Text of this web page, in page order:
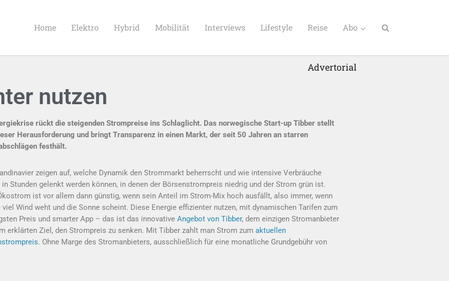
Home Elektro Hybrid Mobilität Interviews Lifestyle Reise Abo
Advertorial
nutzen
rückt die steigenden Strompreise ins Schlaglicht. Das norwegische Start-up Tibber stellt
Herausforderung und bringt Transparenz in einen Markt, der seit 50 Jahren an starren
festhält.
zeigen auf, welche Dynamik den Strommarkt beherrscht und wie intensive Verbräuche
Stunden gelenkt werden können, in denen der Börsenstrompreis niedrig und der Strom grün ist.
ist vor allem dann günstig, wenn sein Anteil im Strom-Mix hoch ausfällt, also immer, wenn
viel Wind weht und die Sonne scheint. Diese Energie effizienter nutzen, mit dynamischen Tarifen zum
Preis und smarter App – das ist das innovative Angebot von Tibber, dem einzigen Stromanbieter
erklärten Ziel, den Strompreis zu senken. Mit Tibber zahlt man Strom zum aktuellen
. Ohne Marge des Stromanbieters, ausschließlich für eine monatliche Grundgebühr von